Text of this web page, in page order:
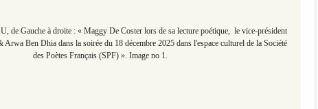
de Gauche à droite : « Maggy De Coster lors de sa lecture poétique, le vice-président
Ben Dhia dans la soirée du 18 décembre 2025 dans l'espace culturel de la Société
des Poètes Français (SPF) ». Image no 1.